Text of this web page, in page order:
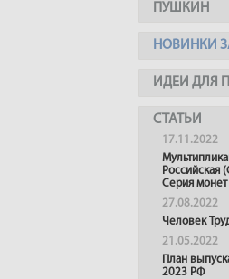
ПУШКИН
НОВИНКИ
ИДЕИ ДЛЯ
СТАТЬИ
17.11.2022
Российская
Серия монет
27.08.2022
Человек
21.05.2022
План
2023 РФ